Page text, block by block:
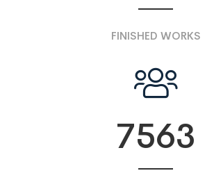
FINISHED WORKS
7563